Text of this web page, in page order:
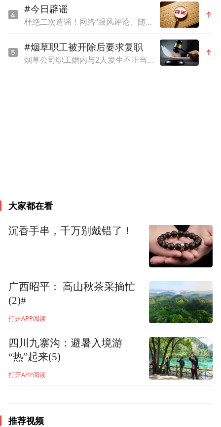
但因李白没有去过自己的家乡贵州，所以黄
觉得自己的不足，从而让你产生去提高自己
文化修养的动力。
演员、礼学指导、中国艺术研究院教授、文化旅
游部旅游推荐官张晓龙
“有点遗憾，我的人生过半的时候才去了庐
山”，演员、礼学指导、中国艺术研究院教
授、文化旅游部旅游推荐官张晓龙分析说，
人生处在不同境遇的时候，看到的风景也不
同，所以无数文豪先贤不顾交通的不便，多
#今日辟谣
杜绝二次造谣！网络“跟风评论、随意脑补”素养课
#烟草职工被开除后要求复职
烟草公司职工婚内与2人发生不正当关系，还向烟农借款16万，被开除后起诉要求复职，法院判了
大家都在看
沉香手串，千万别戴错了！
广西昭平： 高山秋茶采摘忙
(2)#
打开APP阅读
四川九寨沟：避暑入境游
“热”起来(5)
打开APP阅读
推荐视频